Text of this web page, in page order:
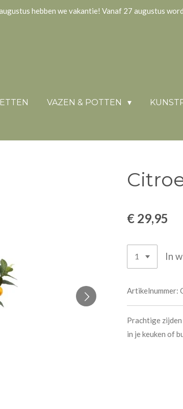
hebben we vakantie! Vanaf 27 augustus
VAZEN & POTTEN
€ 29,95
In
Artikelnummer:
Prachtige
in je keuken of